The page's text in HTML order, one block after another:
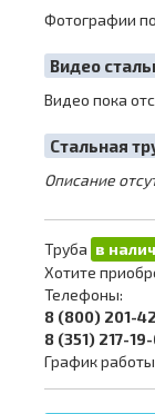
Фотографии
Видео
Видео пока
Cтальная
Описание
Труба в
Хотите
Телефоны:
8 (800) 201-
8 (351) 217-
График